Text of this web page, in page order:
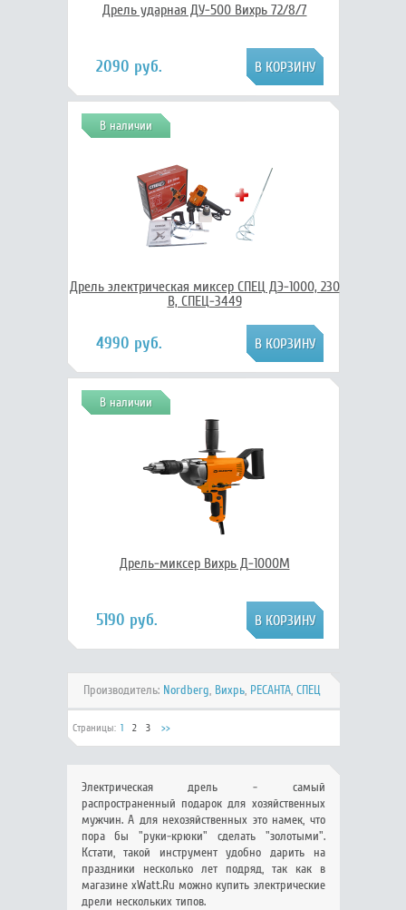
Дрель ударная ДУ-500 Вихрь 72/8/7
2090 руб.
В наличии
Дрель электрическая миксер СПЕЦ ДЭ-1000, 230
В, СПЕЦ-3449
4990 руб.
В наличии
Дрель-миксер Вихрь Д-1000М
5190 руб.
Производитель: Nordberg, Вихрь, РЕСАНТА, СПЕЦ
Страницы: 1 2 3 >>
Электрическая дрель - самый
распространенный подарок для хозяйственных
мужчин. А для нехозяйственных это намек, что
пора бы "руки-крюки" сделать "золотыми".
Кстати, такой инструмент удобно дарить на
праздники несколько лет подряд, так как в
магазине xWatt.Ru можно купить электрические
дрели нескольких типов.